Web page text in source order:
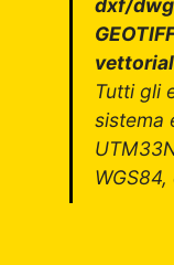
dxf/dwg
Tutti gli
sistema
WGS84,